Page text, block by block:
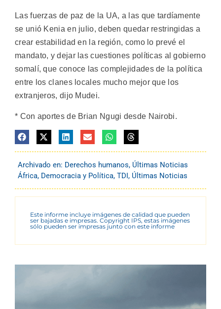
Las fuerzas de paz de la UA, a las que tardíamente
se unió Kenia en julio, deben quedar restringidas a
crear estabilidad en la región, como lo prevé el
mandato, y dejar las cuestiones políticas al gobierno
somalí, que conoce las complejidades de la política
entre los clanes locales mucho mejor que los
extranjeros, dijo Mudei.
* Con aportes de Brian Ngugi desde Nairobi.
Archivado en: Derechos humanos, Últimas Noticias
África, Democracia y Política, TDI, Últimas Noticias
Este informe incluye imágenes de calidad que pueden
ser bajadas e impresas. Copyright IPS, estas imágenes
sólo pueden ser impresas junto con este informe